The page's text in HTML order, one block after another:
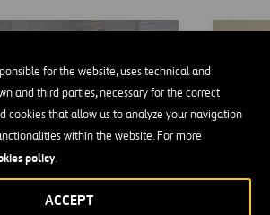
for the website, uses technical and
and third parties, necessary for the correct
cookies that allow us to analyze your navigation
within the website. For more
policy.
ACCEPT